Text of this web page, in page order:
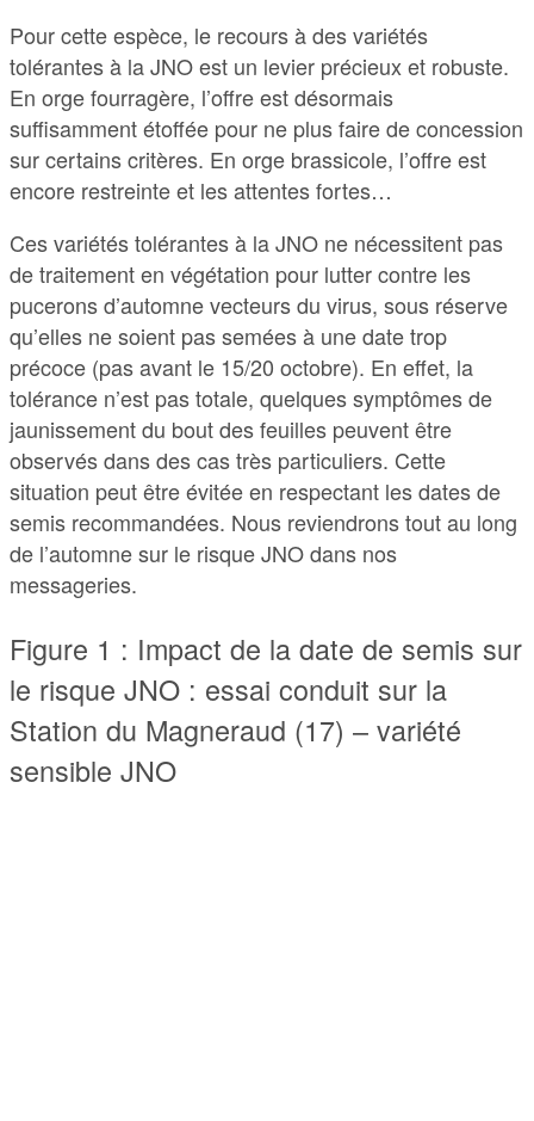
Pour cette espèce, le recours à des variétés
tolérantes à la JNO est un levier précieux et robuste.
En orge fourragère, l’offre est désormais
suffisamment étoffée pour ne plus faire de concession
sur certains critères. En orge brassicole, l’offre est
encore restreinte et les attentes fortes…
Ces variétés tolérantes à la JNO ne nécessitent pas
de traitement en végétation pour lutter contre les
pucerons d’automne vecteurs du virus, sous réserve
qu’elles ne soient pas semées à une date trop
précoce (pas avant le 15/20 octobre). En effet, la
tolérance n’est pas totale, quelques symptômes de
jaunissement du bout des feuilles peuvent être
observés dans des cas très particuliers. Cette
situation peut être évitée en respectant les dates de
semis recommandées. Nous reviendrons tout au long
de l’automne sur le risque JNO dans nos
messageries.
Figure 1 : Impact de la date de semis sur
le risque JNO : essai conduit sur la
Station du Magneraud (17) – variété
sensible JNO